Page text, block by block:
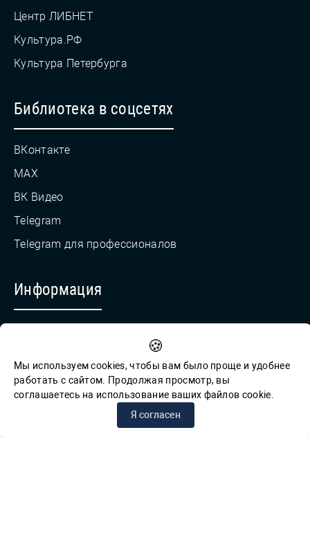
Центр ЛИБНЕТ
Культура.РФ
Культура Петербурга
Библиотека в соцсетях
ВКонтакте
MAX
ВК Видео
Telegram
Telegram для профессионалов
Информация
Обратная связь для сообщений о фактах коррупции
© СПб ГБУК ГСЦБС, 2012-2026 гг.
🍪
Мы используем cookies, чтобы вам было проще и удобнее
работать с сайтом. Продолжая просмотр, вы
соглашаетесь на использование ваших файлов cookie.
Я согласен